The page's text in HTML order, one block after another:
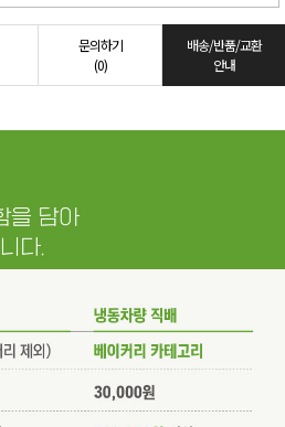
문의하기
(0)
배송/반품/교환
안내